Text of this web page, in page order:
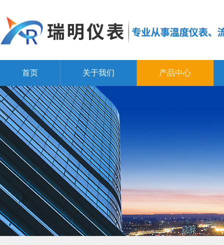
首页 关于我们 产品中心